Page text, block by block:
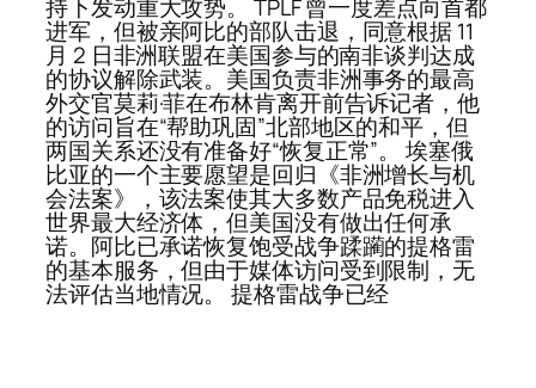
持下发动重大攻势。 TPLF 曾一度差点向首都
进军，但被亲阿比的部队击退，同意根据 11
月 2 日非洲联盟在美国参与的南非谈判达成
的协议解除武装。美国负责非洲事务的最高
外交官莫莉·菲在布林肯离开前告诉记者，他
的访问旨在“帮助巩固”北部地区的和平，但
两国关系还没有准备好“恢复正常”。 埃塞俄
比亚的一个主要愿望是回归《非洲增长与机
会法案》，该法案使其大多数产品免税进入
世界最大经济体，但美国没有做出任何承
诺。阿比已承诺恢复饱受战争蹂躏的提格雷
的基本服务，但由于媒体访问受到限制，无
法评估当地情况。 提格雷战争已经